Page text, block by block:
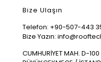
Bize Ulaşın
Telefon: +90-507-443
Bize Yazın:
CUMHURİYET MAH. D-